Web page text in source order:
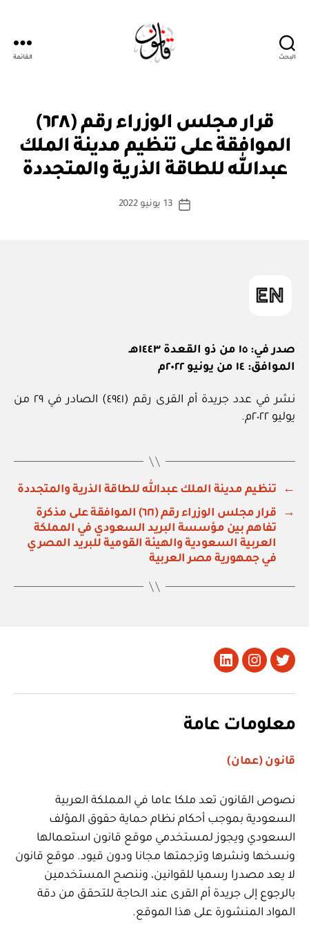
البحث القائمة
التصنيفات
قرار مجلس الوزراء رقم (٦٢٨)
الموافقة على تنظيم مدينة الملك
عبدالله للطاقة الذرية والمتجددة
كاتب
بو
ا
س
ة
تاريخ
13 يونيو 2022
صدر في: ١٥ من ذو القعدة ١٤٤٣هـ
الموافق: ١٤ من يونيو ٢٠٢٢م
نشر في عدد جريدة أم القرى رقم (٤٩٤١) الصادر في ٢٩ من
يوليو ٢٠٢٢م.
←
تنظيم مدينة الملك عبدالله للطاقة الذرية والمتجددة
→
قرار مجلس الوزراء رقم (٦٢١) الموافقة على مذكرة
تفاهم بين مؤسسة البريد السعودي في المملكة
العربية السعودية والهيئة القومية للبريد المصري
في جمهورية مصر العربية
تويتر Instagram
LinkedIn
معلومات عامة
قانون (عمان)
نصوص القانون تعد ملكا عاما في المملكة العربية
السعودية بموجب أحكام نظام حماية حقوق المؤلف
السعودي ويجوز لمستخدمي موقع قانون استعمالها
ونسخها ونشرها وترجمتها مجانا ودون قيود. موقع قانون
لا يعد مصدرا رسميا للقوانين، وننصح المستخدمين
بالرجوع إلى جريدة أم القرى عند الحاجة للتحقق من دقة
المواد المنشورة على هذا الموقع.